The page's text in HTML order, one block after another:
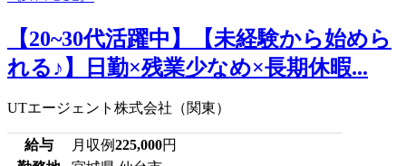
【20~30代活躍中】【未経験から始めら
れる♪】日勤×残業少なめ×長期休暇...
UTエージェント株式会社（関東）
給与 月収例225,000円